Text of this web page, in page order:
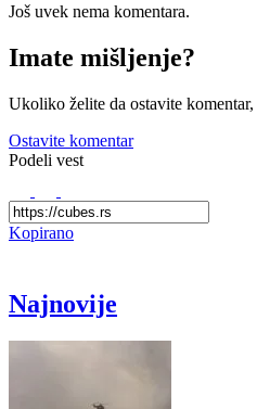
Još uvek nema komentara.
Imate mišljenje?
Ukoliko želite da ostavite
Ostavite komentar
Podeli vest
Kopirano
Najnovije